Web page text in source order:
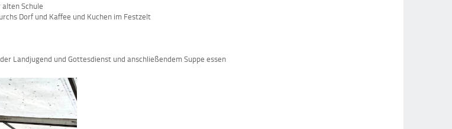
Schule
Dorf und Kaffee und Kuchen im Festzelt
Landjugend und Gottesdienst und anschließendem Suppe essen